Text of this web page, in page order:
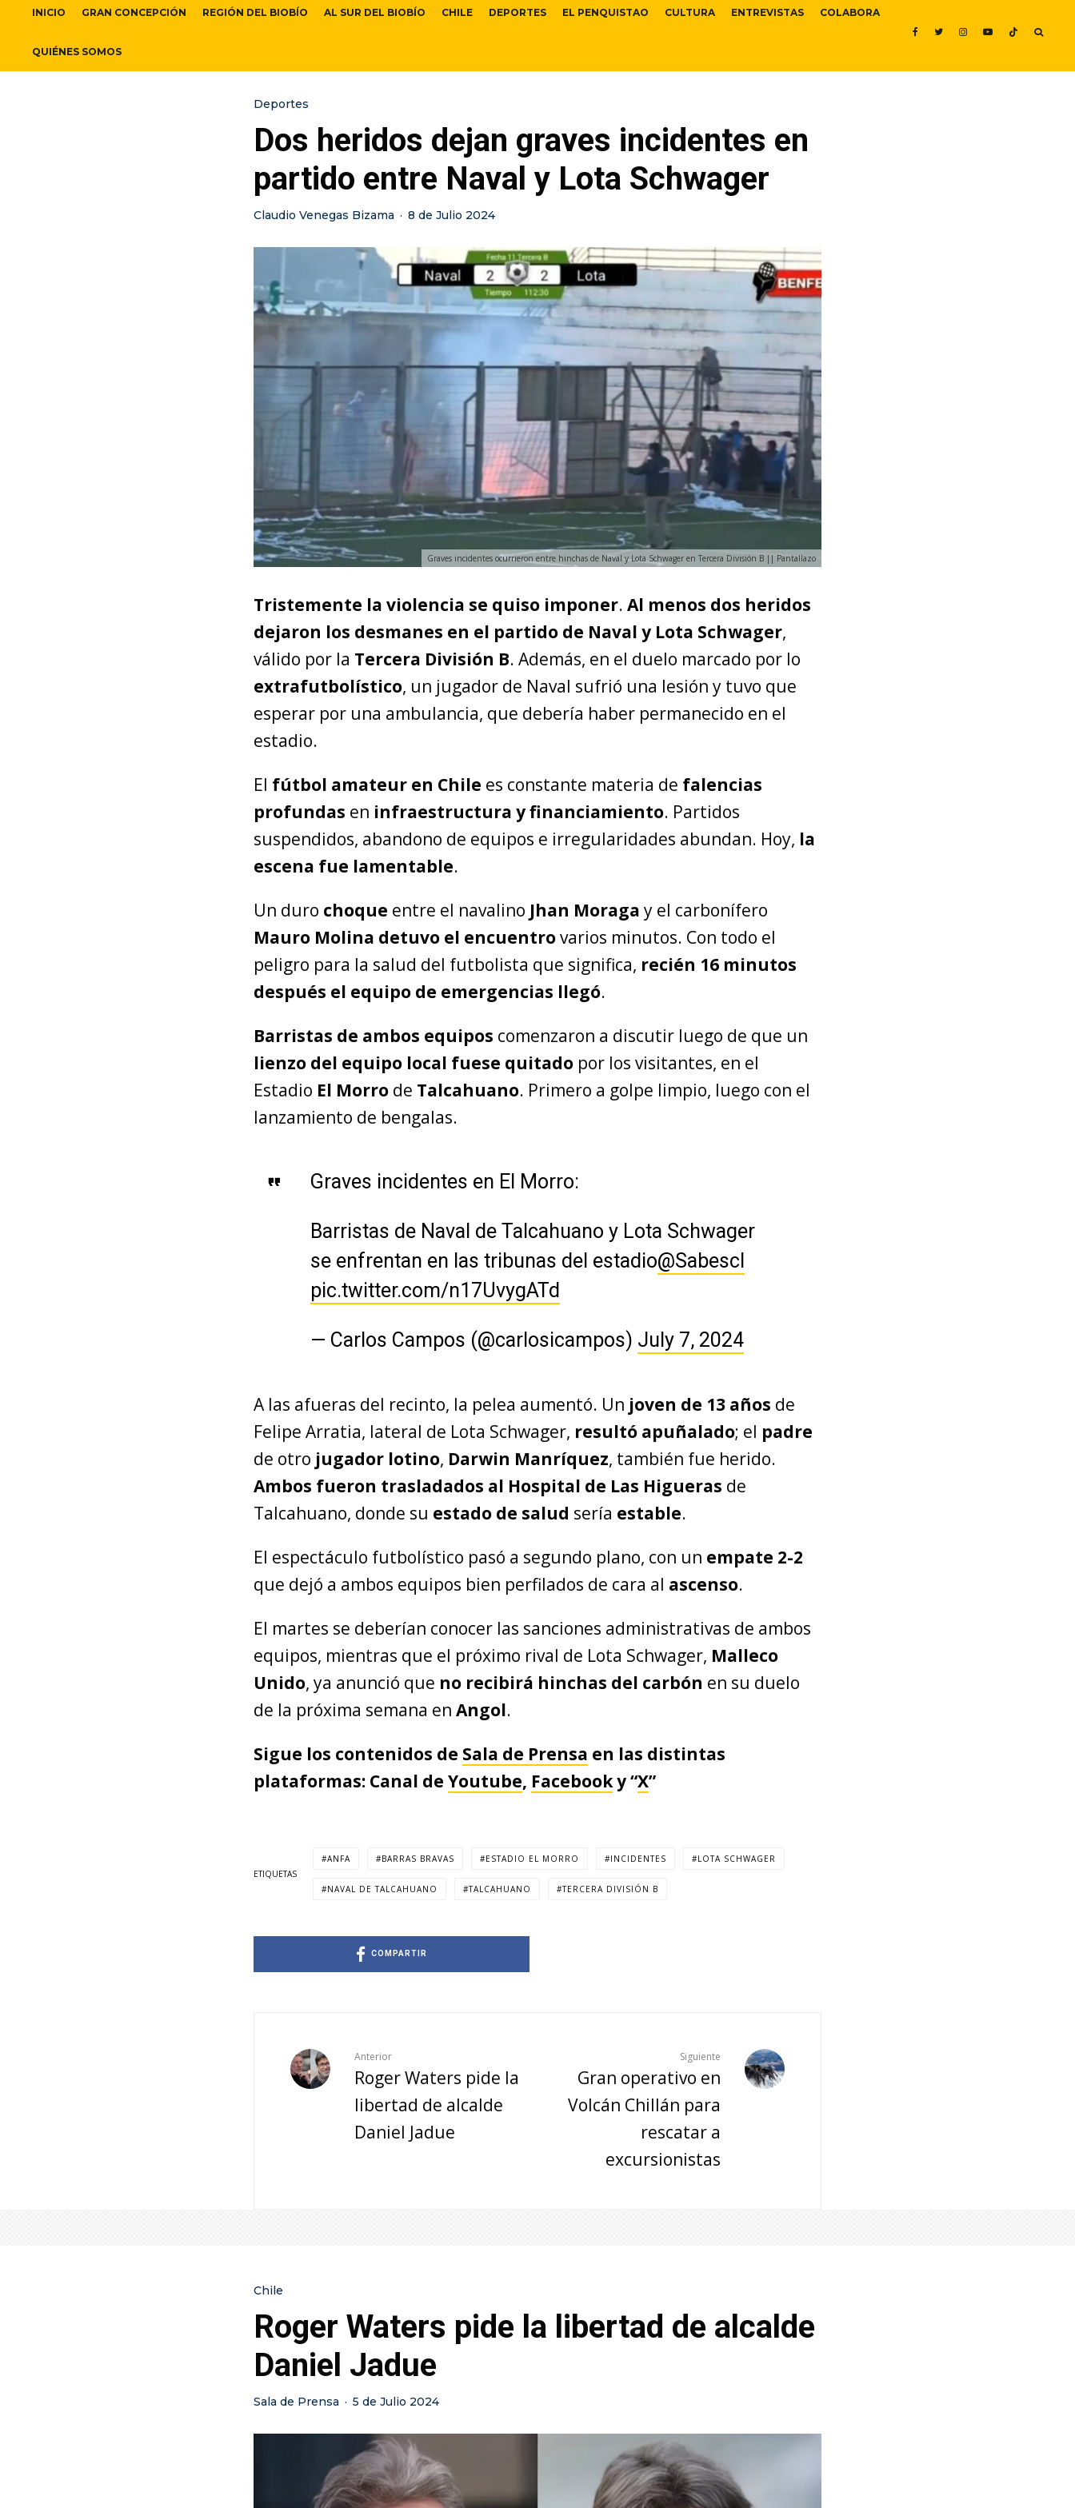
INICIO GRAN CONCEPCIÓN REGIÓN DEL BIOBÍO AL SUR DEL BIOBÍO CHILE DEPORTES EL PENQUISTAO CULTURA ENTREVISTAS COLABORA
QUIÉNES SOMOS
Deportes
Dos heridos dejan graves incidentes en
partido entre Naval y Lota Schwager
Claudio Venegas Bizama · 8 de Julio 2024
Graves incidentes ocurrieron entre hinchas de Naval y Lota Schwager en Tercera División B || Pantallazo
Tristemente la violencia se quiso imponer. Al menos dos heridos
dejaron los desmanes en el partido de Naval y Lota Schwager,
válido por la Tercera División B. Además, en el duelo marcado por lo
extrafutbolístico, un jugador de Naval sufrió una lesión y tuvo que
esperar por una ambulancia, que debería haber permanecido en el
estadio.
El fútbol amateur en Chile es constante materia de falencias
profundas en infraestructura y financiamiento. Partidos
suspendidos, abandono de equipos e irregularidades abundan. Hoy, la
escena fue lamentable.
Un duro choque entre el navalino Jhan Moraga y el carbonífero
Mauro Molina detuvo el encuentrovarios minutos. Con todo el
peligro para la salud del futbolista que significa, recién 16 minutos
después el equipo de emergencias llegó.
Barristas de ambos equipos comenzaron a discutir luego de que un
lienzo del equipo local fuese quitado por los visitantes, en el
Estadio El Morro de Talcahuano. Primero a golpe limpio, luego con el
lanzamiento de bengalas.
Graves incidentes en El Morro:
Barristas de Naval de Talcahuano y Lota Schwager
se enfrentan en las tribunas del estadio@Sabescl
pic.twitter.com/n17UvygATd
— Carlos Campos (@carlosicampos) July 7, 2024
A las afueras del recinto, la pelea aumentó. Un joven de 13 años de
Felipe Arratia, lateral de Lota Schwager, resultó apuñalado; el padre
de otro jugador lotino, Darwin Manríquez, también fue herido.
Ambos fueron trasladados al Hospital de Las Higueras de
Talcahuano, donde su estado de salud sería estable.
El espectáculo futbolístico pasó a segundo plano, con un empate 2-2
que dejó a ambos equipos bien perfilados de cara al ascenso.
El martes se deberían conocer las sanciones administrativas de ambos
equipos, mientras que el próximo rival de Lota Schwager, Malleco
Unido, ya anunció que no recibirá hinchas del carbón en su duelo
de la próxima semana en Angol.
Sigue los contenidos de Sala de Prensa en las distintas
plataformas: Canal de Youtube, Facebooky “X”
ETIQUETAS
ANFA BARRAS BRAVAS ESTADIO EL MORRO INCIDENTES LOTA SCHWAGER
NAVAL DE TALCAHUANO TALCAHUANO TERCERA DIVISIÓN B
COMPARTIR
Anterior
Roger Waters pide la
libertad de alcalde
Daniel Jadue
Siguiente
Gran operativo en
Volcán Chillán para
rescatar a
excursionistas
Chile
Roger Waters pide la libertad de alcalde
Daniel Jadue
Sala de Prensa · 5 de Julio 2024